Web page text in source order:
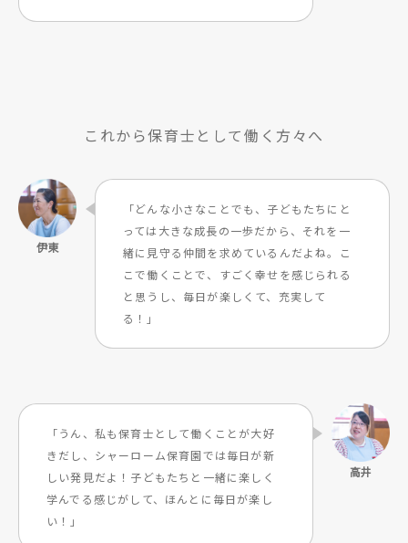
これから保育士として働く方々へ
「どんな小さなことでも、子どもたちにと
っては大きな成長の一歩だから、それを一
緒に見守る仲間を求めているんだよね。こ
こで働くことで、すごく幸せを感じられる
と思うし、毎日が楽しくて、充実して
る！」
「うん、私も保育士として働くことが大好
きだし、シャーローム保育園では毎日が新
しい発見だよ！子どもたちと一緒に楽しく
学んでる感じがして、ほんとに毎日が楽し
い！」